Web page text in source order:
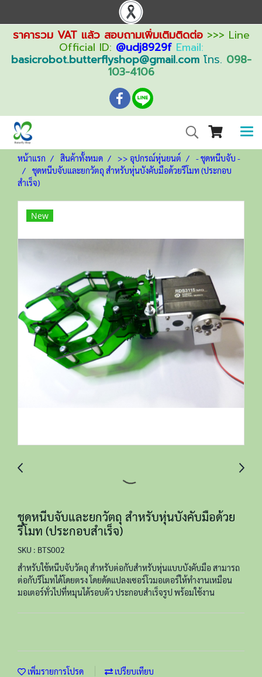
ราคารวม VAT แล้ว สอบถามเพิ่มเติมติดต่อ>>> Line
Official ID: @udj8929f Email:
basicrobot.butterflyshop@gmail.comโทร. 098-
103-4106
หน้าแรก สินค้าทั้งหมด >> อุปกรณ์หุ่นยนต์
- ชุดหนีบจับ -
ชุดหนีบจับและยกวัตถุ สำหรับหุ่นบังคับมือด้วยรีโมท (ประกอบ
สำเร็จ)
New
ชุดหนีบจับและยกวัตถุ สำหรับหุ่นบังคับมือด้วย
รีโมท (ประกอบสำเร็จ)
SKU : BTS002
สำหรับใช้หนีบจับวัตถุ สำหรับต่อกับสำหรับหุ่นแบบบังคับมือ สามารถ
ต่อกับรีโมทได้โดยตรง โดยดัดแปลงเซอร์โวมอเตอร์ให้ทำงานเหมือน
มอเตอร์ทั่วไปที่หมุนได้รอบตัว ประกอบสำเร็จรูป พร้อมใช้งาน
เพิ่มรายการโปรด เปรียบเทียบ